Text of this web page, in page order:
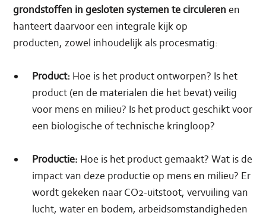
grondstoffen in gesloten systemen te circuleren en
hanteert daarvoor een integrale kijk op
producten, zowel inhoudelijk als procesmatig:
Product: Hoe is het product ontworpen? Is het
product (en de materialen die het bevat) veilig
voor mens en milieu? Is het product geschikt voor
een biologische of technische kringloop?
Productie: Hoe is het product gemaakt? Wat is de
impact van deze productie op mens en milieu? Er
wordt gekeken naar CO2-uitstoot, vervuiling van
lucht, water en bodem, arbeidsomstandigheden